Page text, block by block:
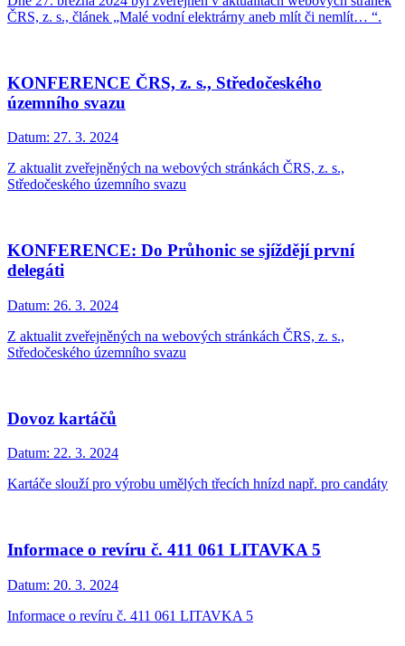
ČRS, z. s., článek „Malé vodní elektrárny aneb mlít či nemlít… “.
KONFERENCE ČRS, z. s., Středočeského
územního svazu
Datum: 27. 3. 2024
Z aktualit zveřejněných na webových stránkách ČRS, z. s.,
Středočeského územního svazu
KONFERENCE: Do Průhonic se sjíždějí první
delegáti
Datum: 26. 3. 2024
Z aktualit zveřejněných na webových stránkách ČRS, z. s.,
Středočeského územního svazu
Dovoz kartáčů
Datum: 22. 3. 2024
Kartáče slouží pro výrobu umělých třecích hnízd např. pro candáty
Informace o revíru č. 411 061 LITAVKA 5
Datum: 20. 3. 2024
Informace o revíru č. 411 061 LITAVKA 5